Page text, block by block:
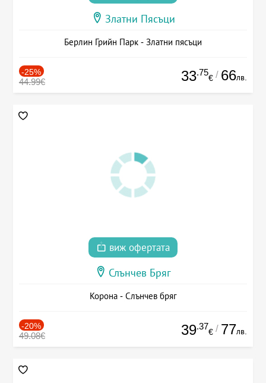
Златни Пясъци
Берлин Грийн Парк - Златни пясъци
-25%
44.99€ 33.75
€ / 66лв.
виж офертата
Слънчев Бряг
Корона - Слънчев бряг
-20%
49.08€ 39.37
€ / 77лв.